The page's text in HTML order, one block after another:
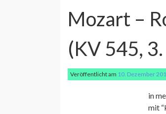
Mozart –
(KV 545, 3.
Veröffentlicht am 10. Dezember
in
mit